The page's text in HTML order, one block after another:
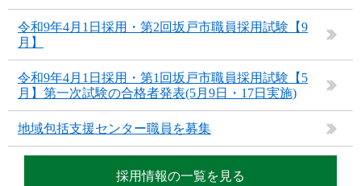
令和9年4月1日採用・第2回坂戸市職員採用試験【9
月】
令和9年4月1日採用・第1回坂戸市職員採用試験【5
月】第一次試験の合格者発表(5月9日・17日実施)
地域包括支援センター職員を募集
採用情報の一覧を見る